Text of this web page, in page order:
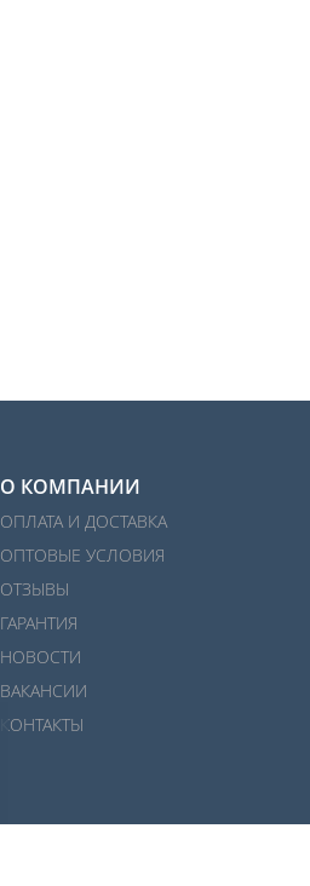
О КОМПАНИИ
ОПЛАТА И ДОСТАВКА
ОПТОВЫЕ УСЛОВИЯ
ОТЗЫВЫ
ГАРАНТИЯ
НОВОСТИ
ВАКАНСИИ
КОНТАКТЫ